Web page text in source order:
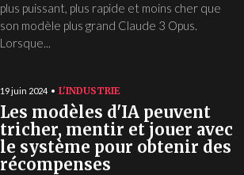
plus puissant, plus rapide et moins cher que
son modèle plus grand Claude 3 Opus.
Lorsque...
19 juin 2024 L'INDUSTRIE
Les modèles d'IA peuvent
tricher, mentir et jouer avec
le système pour obtenir des
récompenses